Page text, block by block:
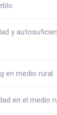
y
en medio rural
en el medio